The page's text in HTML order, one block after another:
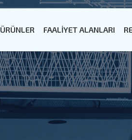
ÜRÜNLER FAALİYET ALANLARI